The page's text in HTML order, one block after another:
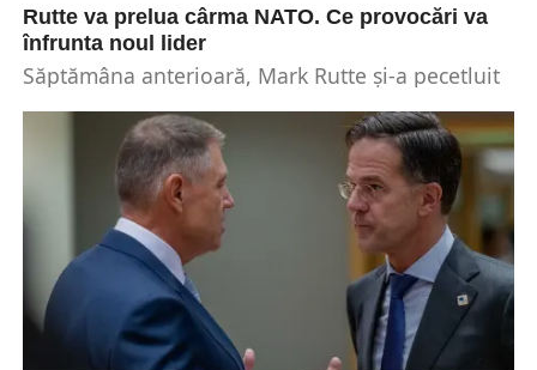
Rutte va prelua cârma NATO. Ce provocări va
înfrunta noul lider
Săptămâna anterioară, Mark Rutte și-a pecetluit
NATO. Asta...